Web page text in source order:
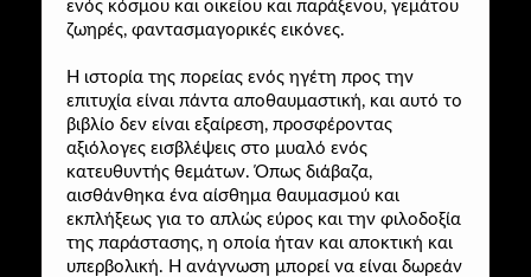
ενός κόσμου και οικείου και παράξενου, γεμάτου
ζωηρές, φαντασμαγορικές εικόνες.
Η ιστορία της πορείας ενός ηγέτη προς την
επιτυχία είναι πάντα αποθαυμαστική, και αυτό το
βιβλίο δεν είναι εξαίρεση, προσφέροντας
αξιόλογες εισβλέψεις στο μυαλό ενός
κατευθυντής θεμάτων. Όπως διάβαζα,
αισθάνθηκα ένα αίσθημα θαυμασμού και
εκπλήξεως για το απλώς εύρος και την φιλοδοξία
της παράστασης, η οποία ήταν και αποκτική και
υπερβολική. Η ανάγνωση μπορεί να είναι δωρεάν